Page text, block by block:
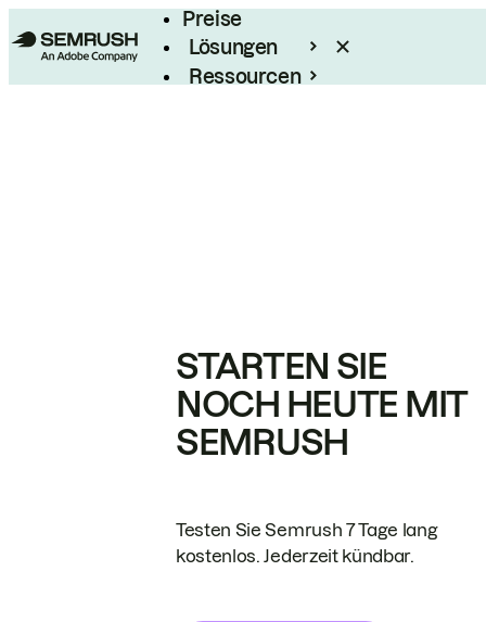
Preise
Lösungen
Ressourcen
STARTEN SIE
NOCH HEUTE MIT
SEMRUSH
Testen Sie Semrush 7 Tage lang
kostenlos. Jederzeit kündbar.